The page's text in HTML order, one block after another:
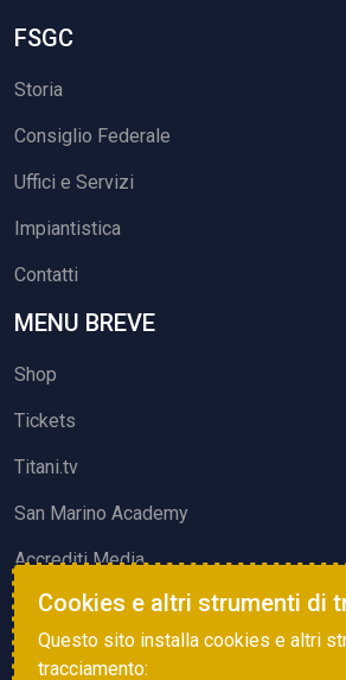
FSGC
Storia
Consiglio Federale
Uffici e Servizi
Impiantistica
Contatti
MENU BREVE
Shop
Tickets
Titani.tv
San Marino Academy
Accrediti Media
ATTIVITÀ ED EVENTI
Squadre di Calcio
Cookies e altri strumenti di
Questo sito installa cookies e altri
tracciamento: